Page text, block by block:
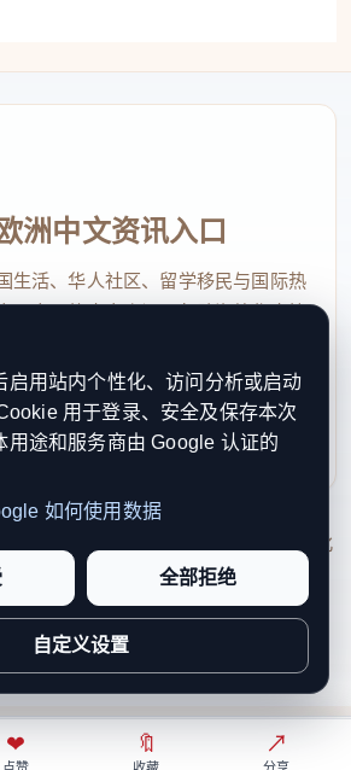
❤ 🔖 ↗
洲中文资讯入口
生活、华人社区、留学移民与国际热
、实用的中文资讯，帮助海外华人快
作：工作日优先处理站务、投稿与权
. All Rights Reserved. 本网站持续优化
用户权利说明，以提升品牌信任感和
规范日期归档隐私政策
启用站内个性化、访问分析或启动
用于登录、安全及保存本次
用途和服务商由 Google 认证的
如何使用数据
全部拒绝
自定义设置
◎
关注
↗
热榜
○
我的